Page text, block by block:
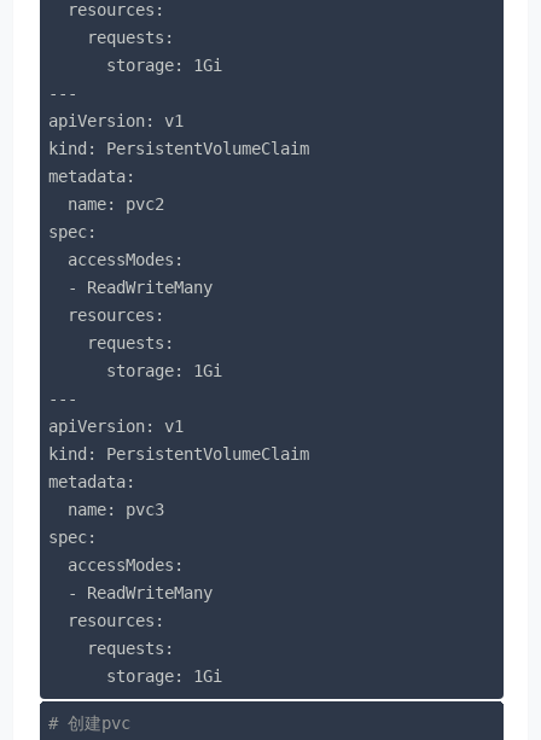
  resources:
    requests:
      storage: 1Gi
---
apiVersion: v1
kind: PersistentVolumeClaim
metadata:
  name: pvc2
spec:
  accessModes:
  - ReadWriteMany
  resources:
    requests:
      storage: 1Gi
---
apiVersion: v1
kind: PersistentVolumeClaim
metadata:
  name: pvc3
spec:
  accessModes:
  - ReadWriteMany
  resources:
    requests:
      storage: 1Gi
# 创建pvc